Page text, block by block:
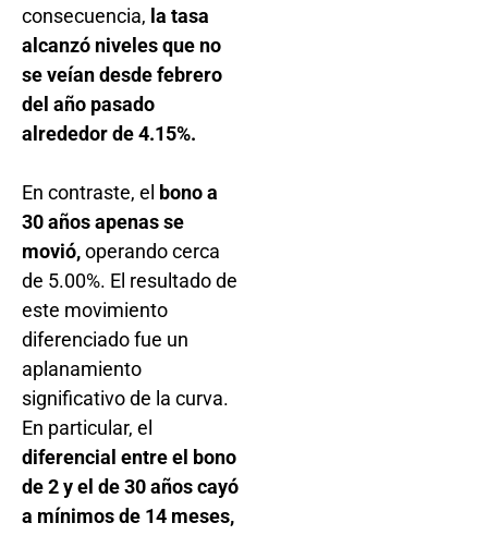
consecuencia, la tasa
alcanzó niveles que no
se veían desde febrero
del año pasado
alrededor de 4.15%.
En contraste, el bono a
30 años apenas se
movió,operando cerca
de 5.00%. El resultado de
este movimiento
diferenciado fue un
aplanamiento
significativo de la curva.
En particular, el
diferencial entre el bono
de 2 y el de 30 años cayó
a mínimos de 14 meses,